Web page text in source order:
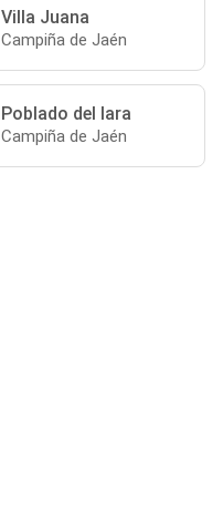
Villa Juana
Campiña de Jaén
Poblado del Iara
Campiña de Jaén